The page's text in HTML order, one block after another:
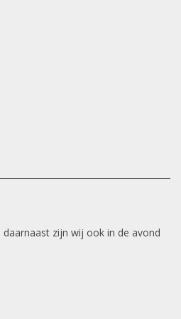
zijn wij ook in de avond